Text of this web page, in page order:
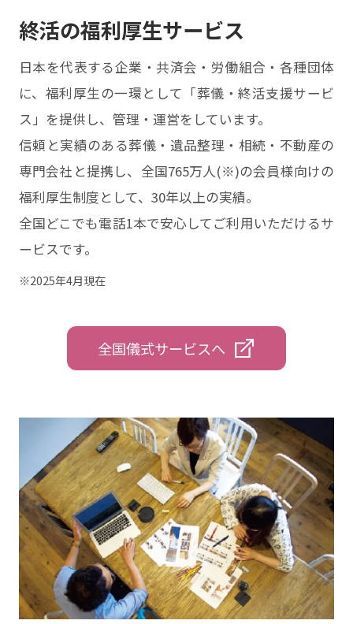
終活の福利厚生サービス
⽇本を代表する企業・共済会・労働組合・各種団体
に、福利厚⽣の⼀環として「葬儀・終活⽀援サービ
ス」を提供し、管理・運営をしています。
信頼と実績のある葬儀・遺品整理・相続・不動産の
専門会社と提携し、全国765万人(※)の会員様向けの
福利厚生制度として、30年以上の実績。
全国どこでも電話1本で安心してご利用いただけるサ
ービスです。
※2025年4⽉現在
全国儀式サービスへ